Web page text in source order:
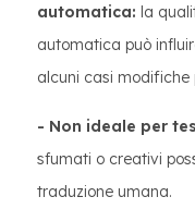
automatica: la
automatica può
alcuni casi modifiche
- Non ideale per
sfumati o creativi
traduzione umana.